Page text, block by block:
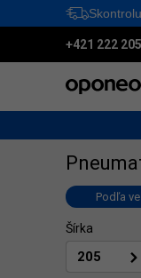
+421 222
Podľa
Šírka